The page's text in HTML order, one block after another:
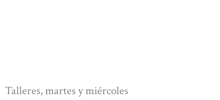
Talleres, martes y miércoles